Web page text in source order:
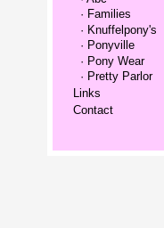
· Families
· Knuffelpony's
· Ponyville
· Pony Wear
· Pretty Parlor
Links
Contact